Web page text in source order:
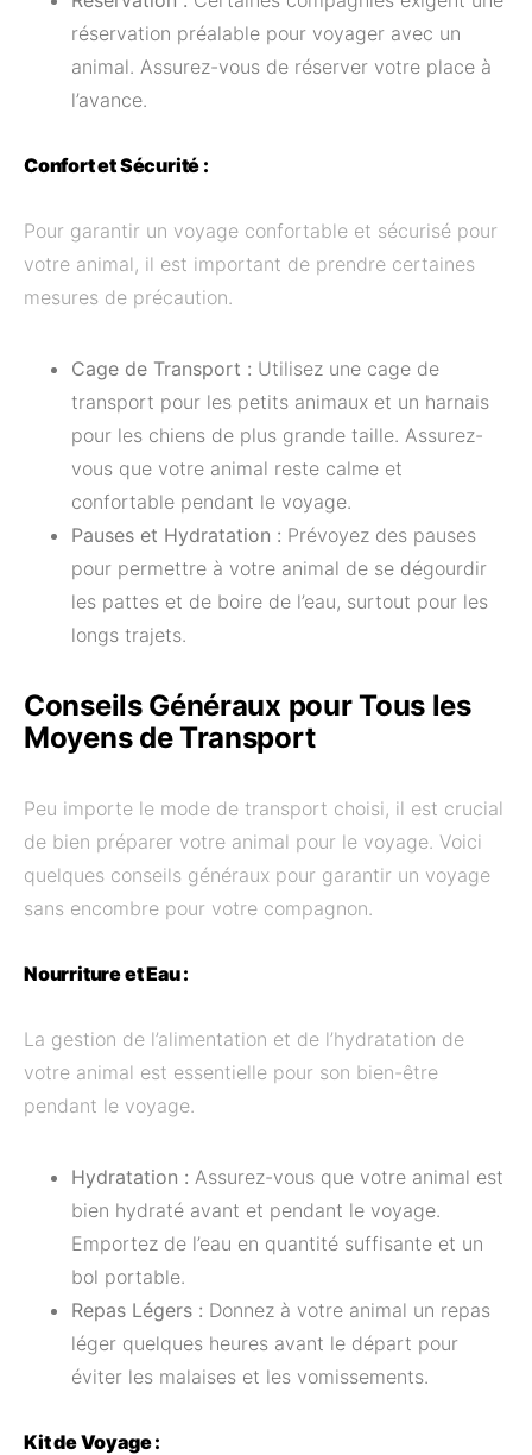
réservation préalable pour voyager avec un
animal. Assurez-vous de réserver votre place à
l’avance.
Confort et Sécurité :
Pour garantir un voyage confortable et sécurisé pour
votre animal, il est important de prendre certaines
mesures de précaution.
Cage de Transport : Utilisez une cage de
transport pour les petits animaux et un harnais
pour les chiens de plus grande taille. Assurez-
vous que votre animal reste calme et
confortable pendant le voyage.
Pauses et Hydratation : Prévoyez des pauses
pour permettre à votre animal de se dégourdir
les pattes et de boire de l’eau, surtout pour les
longs trajets.
Conseils Généraux pour Tous les
Moyens de Transport
Peu importe le mode de transport choisi, il est crucial
de bien préparer votre animal pour le voyage. Voici
quelques conseils généraux pour garantir un voyage
sans encombre pour votre compagnon.
Nourriture et Eau :
La gestion de l’alimentation et de l’hydratation de
votre animal est essentielle pour son bien-être
pendant le voyage.
Hydratation : Assurez-vous que votre animal est
bien hydraté avant et pendant le voyage.
Emportez de l’eau en quantité suffisante et un
bol portable.
Repas Légers : Donnez à votre animal un repas
léger quelques heures avant le départ pour
éviter les malaises et les vomissements.
Kit de Voyage :